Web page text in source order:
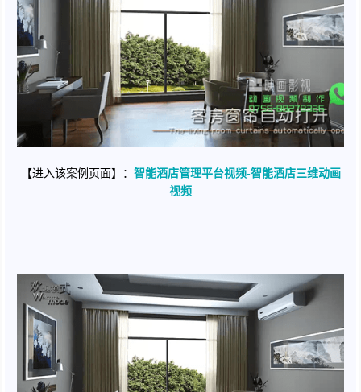
【进入该案例页面】： 智能酒店管理平台视频-智能酒店三维动画
视频